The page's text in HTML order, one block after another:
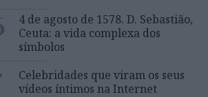
4 de agosto de 1578. D. Sebastião,
Ceuta: a vida complexa dos
símbolos
Celebridades que viram os seus
vídeos íntimos na Internet